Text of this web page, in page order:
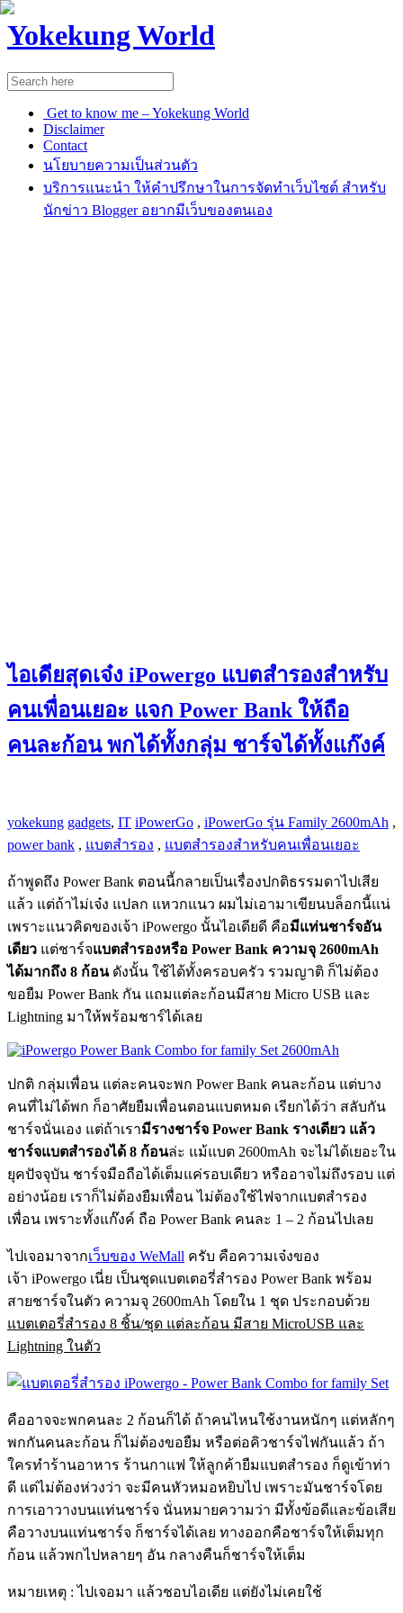
Yokekung World
Get to know me – Yokekung World
Disclaimer
Contact
นโยบายความเป็นส่วนตัว
บริการแนะนำ ให้คำปรึกษาในการจัดทำเว็บไซต์ สำหรับ
นักข่าว Blogger อยากมีเว็บของตนเอง
ไอเดียสุดเจ๋ง iPowergo แบตสำรองสำหรับ
คนเพื่อนเยอะ แจก Power Bank ให้ถือ
คนละก้อน พกได้ทั้งกลุ่ม ชาร์จได้ทั้งแก๊งค์
yokekung gadgets, IT iPowerGo , iPowerGo รุ่น Family 2600mAh ,
power bank , แบตสำรอง , แบตสำรองสำหรับคนเพื่อนเยอะ
ถ้าพูดถึง Power Bank ตอนนี้กลายเป็นเรื่องปกติธรรมดาไปเสีย
แล้ว แต่ถ้าไม่เจ๋ง แปลก แหวกแนว ผมไม่เอามาเขียนบล็อกนี้แน่
เพราะแนวคิดของเจ้า iPowergo นั้นไอเดียดี คือมีแท่นชาร์จอัน
เดียว แต่ชาร์จแบตสำรองหรือ Power Bank ความจุ 2600mAh
ได้มากถึง 8 ก้อนดังนั้น ใช้ได้ทั้งครอบครัว รวมญาติ ก็ไม่ต้อง
ขอยืม Power Bank กัน แถมแต่ละก้อนมีสาย Micro USB และ
Lightning มาให้พร้อมชาร์ได้เลย
ปกติ กลุ่มเพื่อน แต่ละคนจะพก Power Bank คนละก้อน แต่บาง
คนที่ไม่ได้พก ก็อาศัยยืมเพื่อนตอนแบตหมด เรียกได้ว่า สลับกัน
ชาร์จนั่นเอง แต่ถ้าเรามีรางชาร์จ Power Bank รางเดียว แล้ว
ชาร์จแบตสำรองได้ 8 ก้อนล่ะ แม้แบต 2600mAh จะไม่ได้เยอะใน
ยุคปัจจุบัน ชาร์จมือถือได้เต็มแค่รอบเดียว หรืออาจไม่ถึงรอบ แต่
อย่างน้อย เราก็ไม่ต้องยืมเพื่อน ไม่ต้องใช้ไฟจากแบตสำรอง
เพื่อน เพราะทั้งแก๊งค์ ถือ Power Bank คนละ 1 – 2 ก้อนไปเลย
ไปเจอมาจากเว็บของ WeMall ครับ คือความเจ๋งของ
เจ้า iPowergo เนี่ย เป็นชุดแบตเตอรี่สำรอง Power Bank พร้อม
สายชาร์จในตัว ความจุ 2600mAh โดยใน 1 ชุด ประกอบด้วย
แบตเตอรี่สำรอง 8 ชิ้น/ชุด แต่ละก้อน มีสาย MicroUSB และ
Lightning ในตัว
คืออาจจะพกคนละ 2 ก้อนก็ได้ ถ้าคนไหนใช้งานหนักๆ แต่หลักๆ
พกกันคนละก้อน ก็ไม่ต้องขอยืม หรือต่อคิวชาร์จไฟกันแล้ว ถ้า
ใครทำร้านอาหาร ร้านกาแฟ ให้ลูกค้ายืมแบตสำรอง ก็ดูเข้าท่า
ดี แต่ไม่ต้องห่วงว่า จะมีคนหัวหมอหยิบไป เพราะมันชาร์จโดย
การเอาวางบนแท่นชาร์จ นั่นหมายความว่า มีทั้งข้อดีและข้อเสีย
คือวางบนแท่นชาร์จ ก็ชาร์จได้เลย ทางออกคือชาร์จให้เต็มทุก
ก้อน แล้วพกไปหลายๆ อัน กลางคืนก็ชาร์จให้เต็ม
หมายเหตุ : ไปเจอมา แล้วชอบไอเดีย แต่ยังไม่เคยใช้